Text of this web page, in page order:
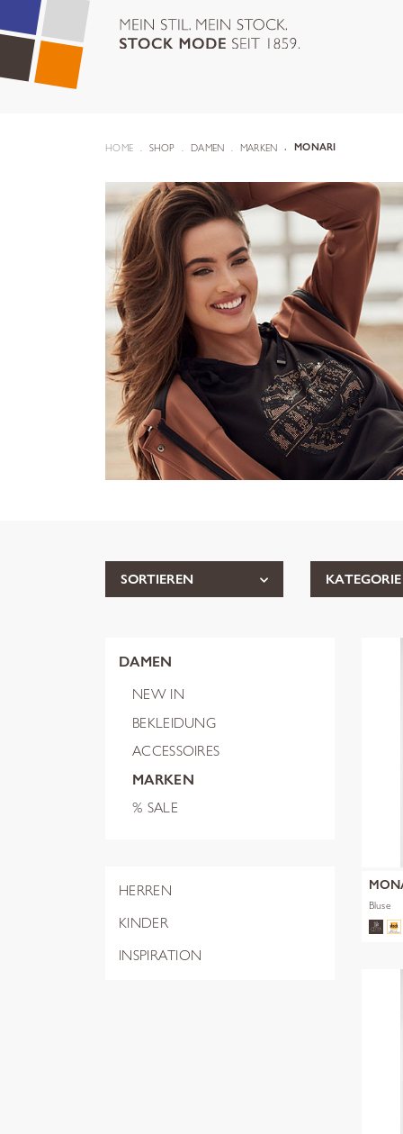
HOME SHOP DAMEN MARKEN MONARI
SORTIEREN KATEGORIE
DAMEN
NEW IN
BEKLEIDUNG
ACCESSOIRES
MARKEN
% SALE
HERREN
KINDER
INSPIRATION
Bluse